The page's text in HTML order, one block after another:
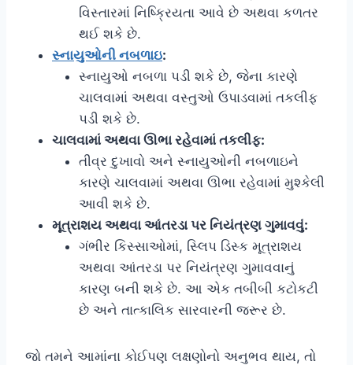
વિસ્તારમાં નિષ્ક્રિયતા આવે છે અથવા કળતર
થઈ શકે છે.
સ્નાયુઓની નબળાઇ:
સ્નાયુઓ નબળા પડી શકે છે, જેના કારણે
ચાલવામાં અથવા વસ્તુઓ ઉપાડવામાં તકલીફ
પડી શકે છે.
ચાલવામાં અથવા ઊભા રહેવામાં તકલીફ:
તીવ્ર દુખાવો અને સ્નાયુઓની નબળાઇને
કારણે ચાલવામાં અથવા ઊભા રહેવામાં મુશ્કેલી
આવી શકે છે.
મૂત્રાશય અથવા આંતરડા પર નિયંત્રણ ગુમાવવું:
ગંભીર કિસ્સાઓમાં, સ્લિપ ડિસ્ક મૂત્રાશય
અથવા આંતરડા પર નિયંત્રણ ગુમાવવાનું
કારણ બની શકે છે. આ એક તબીબી કટોકટી
છે અને તાત્કાલિક સારવારની જરૂર છે.
જો તમને આમાંના કોઈપણ લક્ષણોનો અનુભવ થાય, તો